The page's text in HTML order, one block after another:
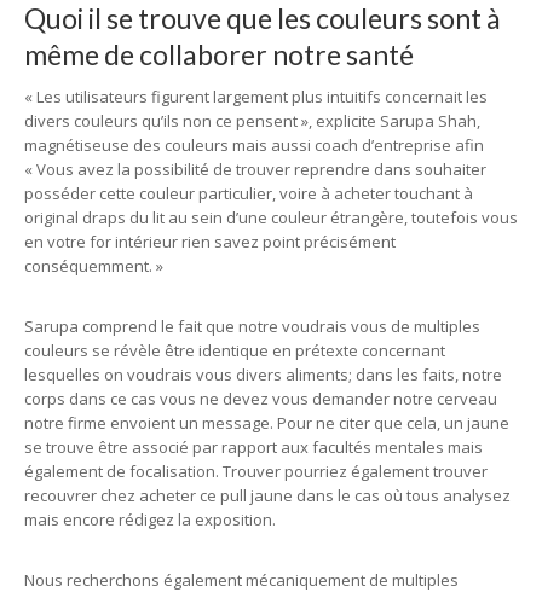
Quoi il se trouve que les couleurs sont à
même de collaborer notre santé
« Les utilisateurs figurent largement plus intuitifs concernait les
divers couleurs qu’ils non ce pensent », explicite Sarupa Shah,
magnétiseuse des couleurs mais aussi coach d’entreprise afin
« Vous avez la possibilité de trouver reprendre dans souhaiter
posséder cette couleur particulier, voire à acheter touchant à
original draps du lit au sein d’une couleur étrangère, toutefois vous
en votre for intérieur rien savez point précisément
conséquemment. »
Sarupa comprend le fait que notre voudrais vous de multiples
couleurs se révèle être identique en prétexte concernant
lesquelles on voudrais vous divers aliments; dans les faits, notre
corps dans ce cas vous ne devez vous demander notre cerveau
notre firme envoient un message. Pour ne citer que cela, un jaune
se trouve être associé par rapport aux facultés mentales mais
également de focalisation. Trouver pourriez également trouver
recouvrer chez acheter ce pull jaune dans le cas où tous analysez
mais encore rédigez la exposition.
Nous recherchons également mécaniquement de multiples